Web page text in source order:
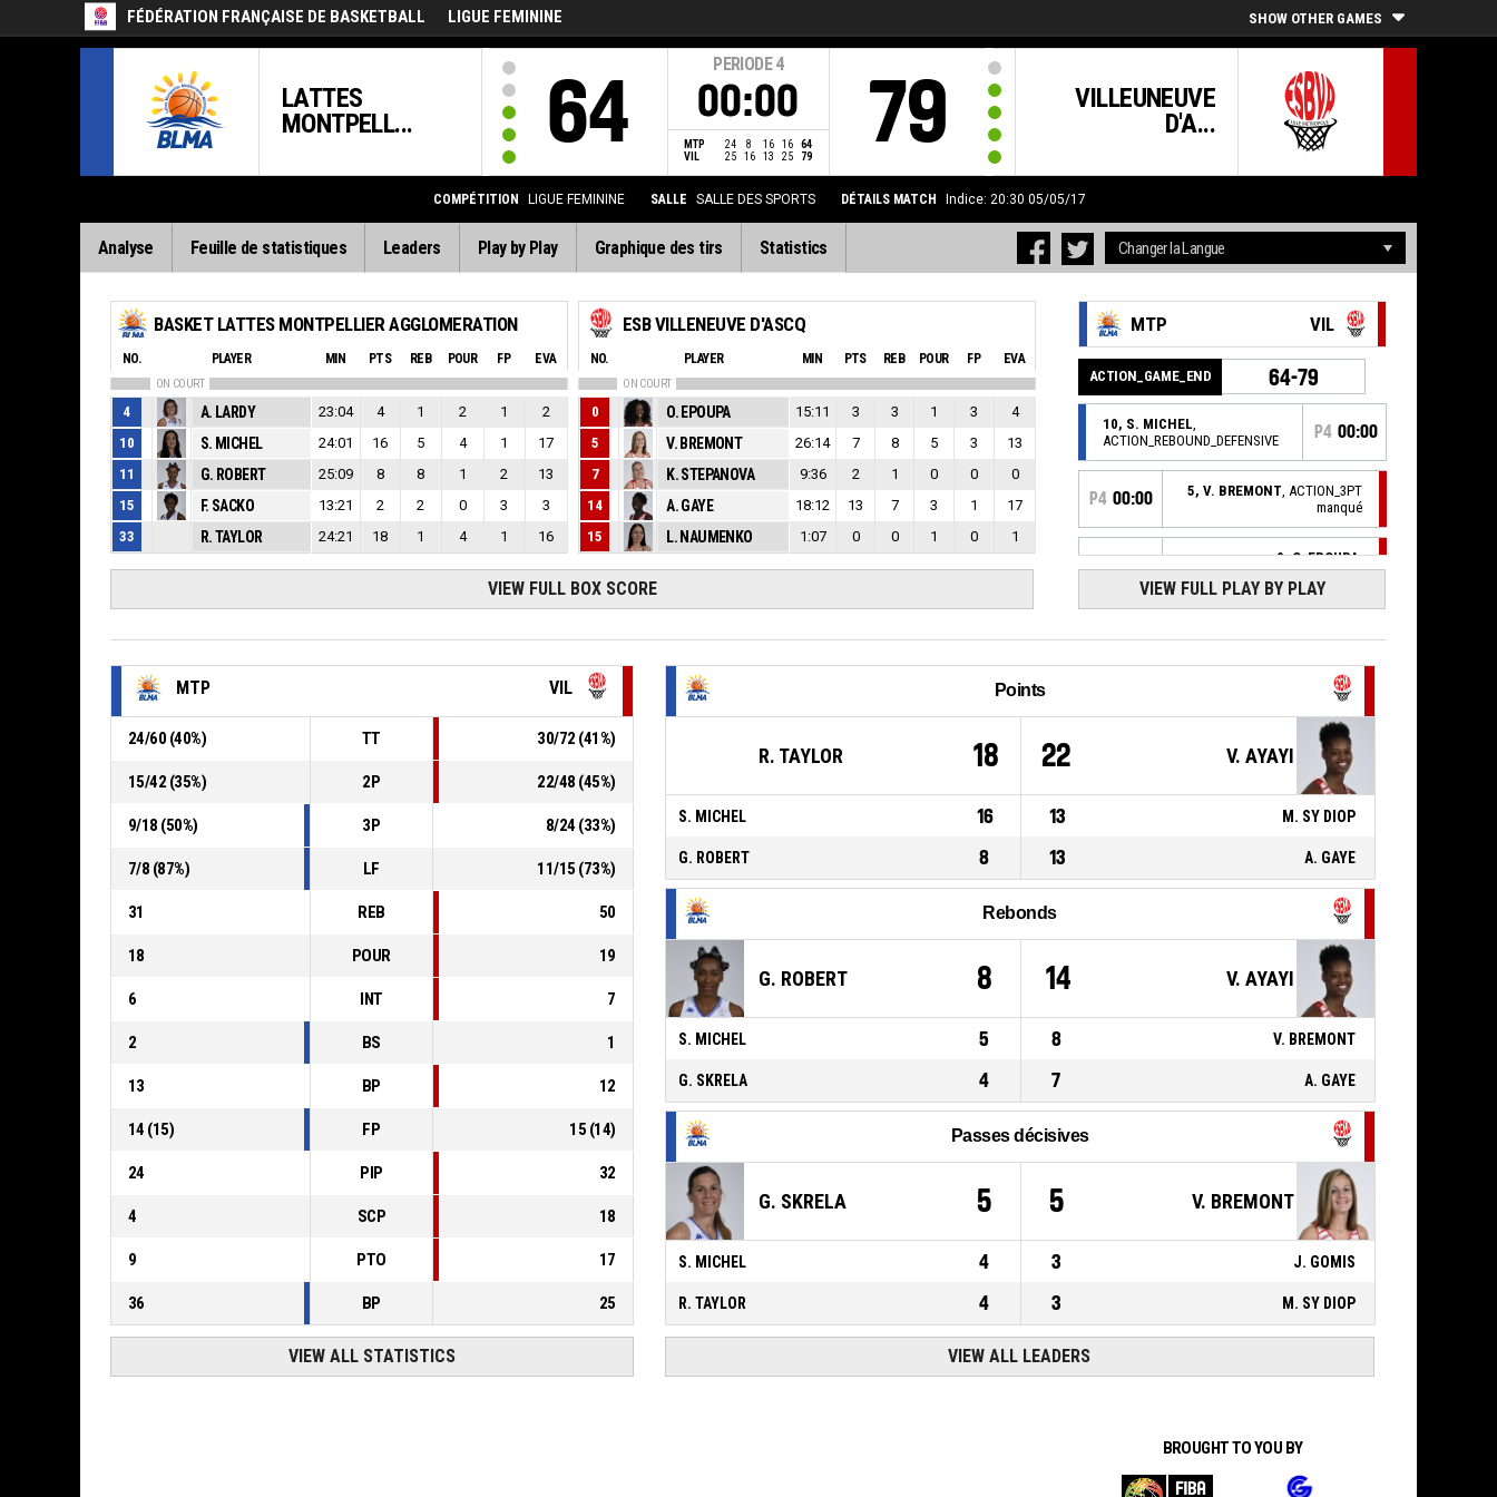
FÉDÉRATION FRANÇAISE DE BASKETBALL LIGUE FEMININE SHOW OTHER GAMES
LATTES
MONTPELL...
64
PERIODE 4
00:00
MTP 24 8 16 16
64
VIL
25 16 13 25 79
VILLEUNEUVE
D'A...
79
COMPÉTITION LIGUE FEMININE SALLE SALLE DES SPORTS DÉTAILS MATCH Indice: 20:30 05/05/17
Analyse Feuille de statistiques Leaders Play by Play Graphique des tirs Statistics
BASKET LATTES MONTPELLIER AGGLOMERATION
NO. PLAYER MIN PTS REB POUR FP EVA
ON COURT
4 A. LARDY 23:04 4 1 2 1
2
10
S. MICHEL 24:01 16 5 4 1
17
11
G. ROBERT 25:09 8 8 1 2
13
15
F. SACKO 13:21 2 2 0 3
3
33
R. TAYLOR 24:21 18 1 4 1 16
ESB VILLENEUVE D'ASCQ
NO. PLAYER MIN PTS REB POUR FP EVA
ON COURT
0 O. EPOUPA 15:11 3 3 1 3
4
5
V. BREMONT 26:14 7 8 5 3
13
7
K. STEPANOVA 9:36 2 1 0 0
0
14
A. GAYE 18:12 13 7 3 1
17
15
L. NAUMENKO 1:07 0 0 1 0 1
VIEW FULL BOX SCORE
MTP VIL
ACTION_GAME_END 64-79
10, S. MICHEL,
ACTION_REBOUND_DEFENSIVE
P4 00:00
P4 00:00 5, V. BREMONT, ACTION_3PT
manqué
P400:20 0, O. EPOUPA,
ACTION_REBOUND_DEFENSIVE
manqué
00:26
14, A. GAYE
ACTION_FOUL_PERSONAL
15, L. NAUMENKO
P400:36 14, A. GAYE,
ACTION_2PT_LAYUP Réussi
ESB VILLENEUVE D'ASCQ
ACTION_2PT_LAYUP Réussi
P400:55
64-77
VIEW FULL PLAY BY PLAY
MTP VIL
24/60 (40%) TT 30/72 (41%)
15/42 (35%) 2P 22/48 (45%)
9/18 (50%) 3P 8/24 (33%)
7/8 (87%) LF 11/15 (73%)
31 REB 50
18 POUR 19
6 INT 7
2 BS 1
13 BP 12
14 (15) FP 15 (14)
24 PIP 32
4 SCP 18
9 PTO 17
36 BP 25
VIEW ALL STATISTICS
Points
R. TAYLOR 18 22 V. AYAYI
S. MICHEL 16 13 M. SY DIOP
G. ROBERT 8 13 A. GAYE
Rebonds
G. ROBERT 8 14 V. AYAYI
S. MICHEL 5 8 V. BREMONT
G. SKRELA 4 7 A. GAYE
Passes décisives
G. SKRELA 5 5 V. BREMONT
S. MICHEL 4 3 J. GOMIS
R. TAYLOR 4 3 M. SY DIOP
VIEW ALL LEADERS
BROUGHT TO YOU BY